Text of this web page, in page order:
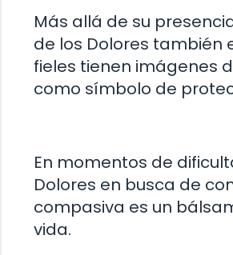
Más allá de su
de los Dolores también
fieles tienen imágenes
como símbolo de
En momentos de
Dolores en busca de
compasiva es un
vida.